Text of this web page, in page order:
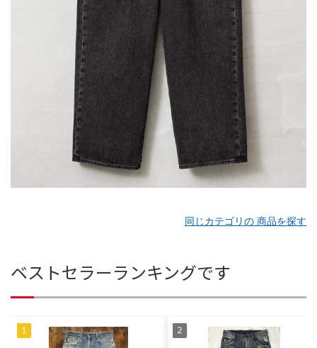
同じカテゴリの 商品を探す
ベストセラーランキングです